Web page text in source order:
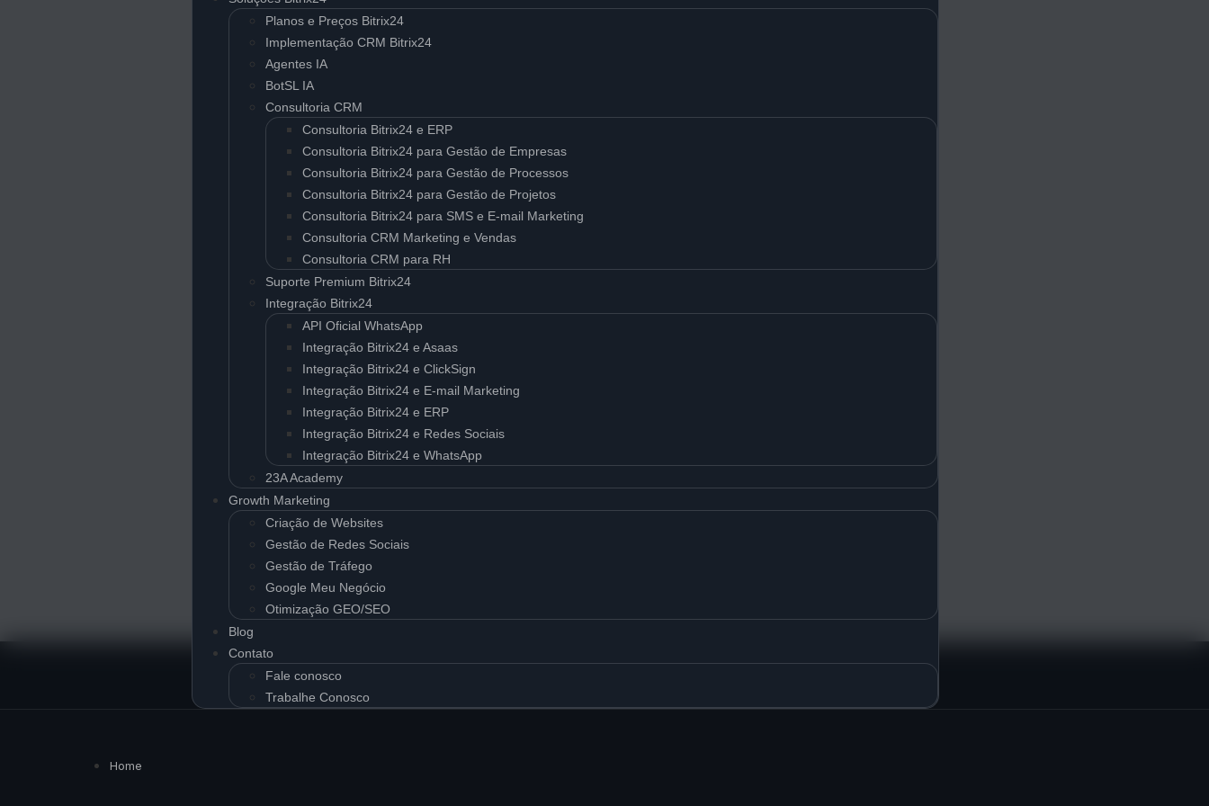
Planos e Preços Bitrix24
Implementação CRM Bitrix24
Agentes IA
BotSL IA
Consultoria CRM
Consultoria Bitrix24 e ERP
Consultoria Bitrix24 para Gestão de Empresas
Consultoria Bitrix24 para Gestão de Processos
Consultoria Bitrix24 para Gestão de Projetos
Consultoria Bitrix24 para SMS e E-mail Marketing
Consultoria CRM Marketing e Vendas
Consultoria CRM para RH
Suporte Premium Bitrix24
Integração Bitrix24
API Oficial WhatsApp
Integração Bitrix24 e Asaas
Integração Bitrix24 e ClickSign
Integração Bitrix24 e E-mail Marketing
Integração Bitrix24 e ERP
Integração Bitrix24 e Redes Sociais
Integração Bitrix24 e WhatsApp
23A Academy
Growth Marketing
Criação de Websites
Gestão de Redes Sociais
Gestão de Tráfego
Google Meu Negócio
Otimização GEO/SEO
Blog
Contato
Fale conosco
Trabalhe Conosco
Home